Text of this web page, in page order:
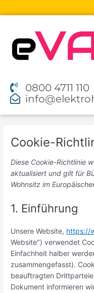
Inhalt
0800 4711 110
Cookie-
Diese Cookie-Richtlinie
aktualisiert und gilt für
Wohnsitz im
1. Einführung
Unsere Website, https://
Website") verwendet
Einfachheit halber
zusammengefasst).
beauftragten
Dokument informieren